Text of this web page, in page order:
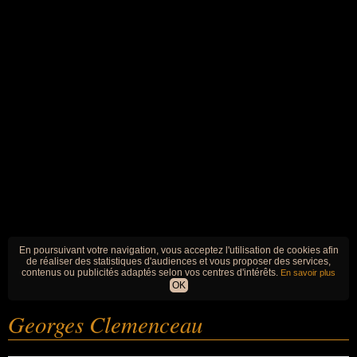
En poursuivant votre navigation, vous acceptez l'utilisation de cookies afin
de réaliser des statistiques d'audiences et vous proposer des services,
contenus ou publicités adaptés selon vos centres d'intérêts. En savoir plus
OK
Georges Clemenceau